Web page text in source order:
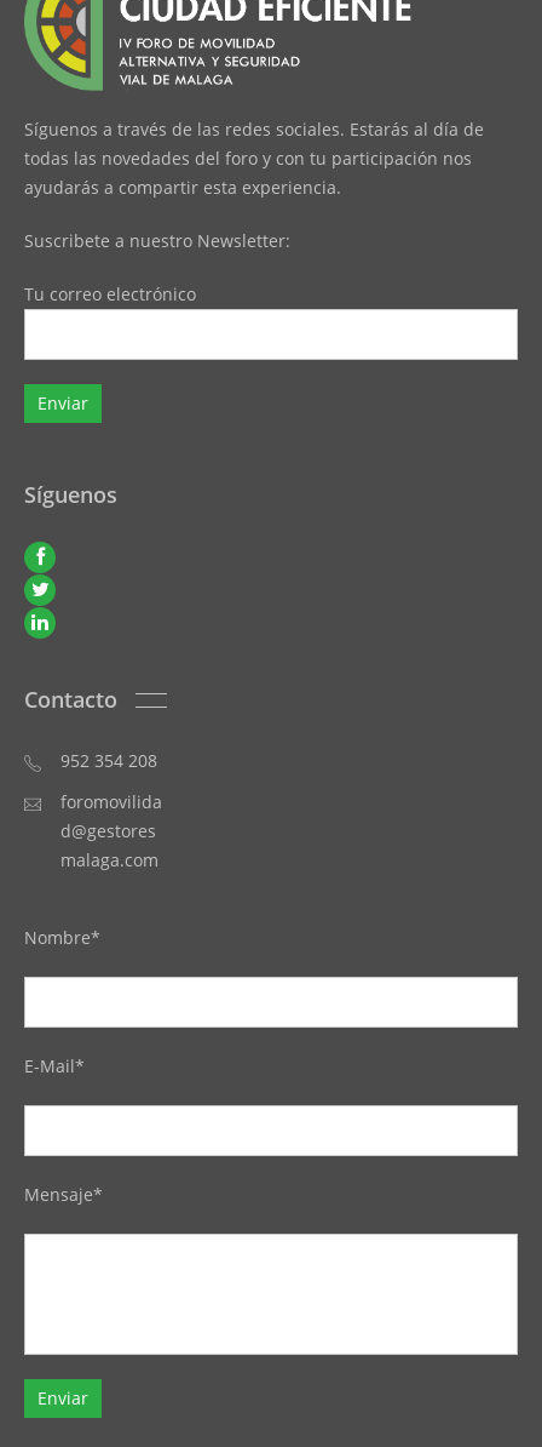
Síguenos a través de las redes sociales. Estarás al día de
todas las novedades del foro y con tu participación nos
ayudarás a compartir esta experiencia.
Suscribete a nuestro Newsletter:
Tu correo electrónico
Síguenos
Contacto
952 354 208
foromovilida
d@gestores
malaga.com
Nombre*
E-Mail*
Mensaje*